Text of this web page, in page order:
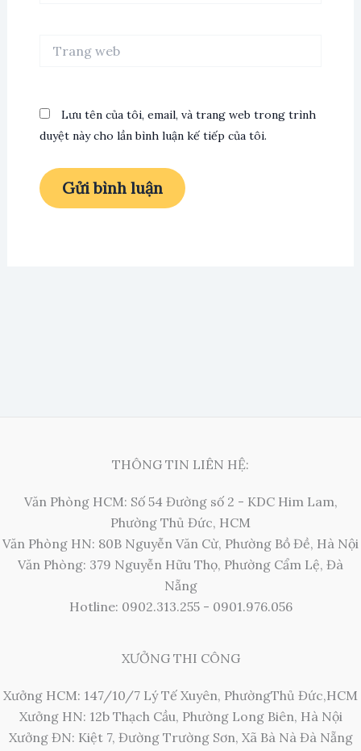
web
Lưu tên của tôi, email, và trang web trong trình
duyệt này cho lần bình luận kế tiếp của tôi.
THÔNG TIN LIÊN HỆ:
Văn Phòng HCM: Số 54 Đường số 2 - KDC Him Lam,
Phường Thủ Đức, HCM
Văn Phòng HN: 80B Nguyễn Văn Cừ, Phường Bồ Đề, Hà Nội
Văn Phòng: 379 Nguyễn Hữu Thọ, Phường Cẩm Lệ, Đà
Nẵng
Hotline: 0902.313.255 - 0901.976.056
XƯỞNG THI CÔNG
Xưởng HCM: 147/10/7 Lý Tế Xuyên, PhườngThủ Đức,HCM
Xưởng HN: 12b Thạch Cầu, Phường Long Biên, Hà Nội
Xưởng ĐN: Kiệt 7, Đường Trường Sơn, Xã Bà Nà Đà Nẵng